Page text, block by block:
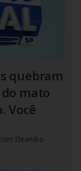
quebram
mato
Você
Eleandro